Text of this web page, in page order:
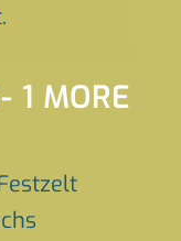
1 MORE